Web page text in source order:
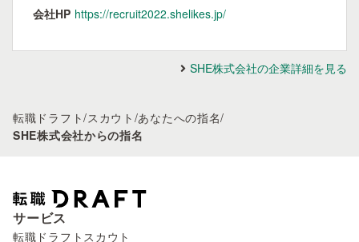
会社HP https://recruit2022.shelikes.jp/
SHE株式会社の企業詳細を見る
転職ドラフト/スカウト /あなたへの指名/
SHE株式会社からの指名
サービス
転職ドラフトスカウト